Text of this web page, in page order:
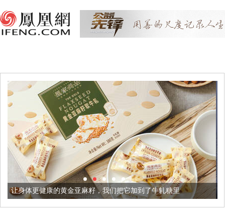
亚麻籽，我们把它加到了牛轧糖里 被列入佛家七宝的它到